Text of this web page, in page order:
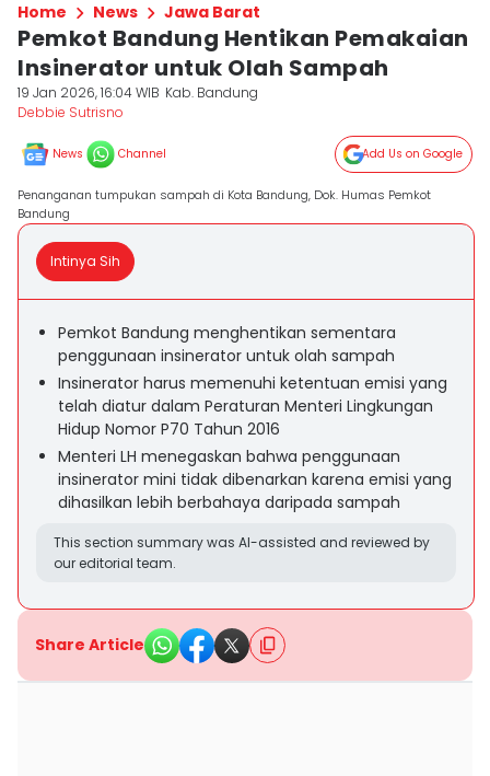
Home News Jawa Barat
Pemkot Bandung Hentikan Pemakaian
Insinerator untuk Olah Sampah
19 Jan 2026, 16:04 WIB Kab. Bandung
Debbie Sutrisno
News Channel Add Us on Google
Penanganan tumpukan sampah di Kota Bandung, Dok. Humas Pemkot
Bandung
Intinya Sih
Pemkot Bandung menghentikan sementara
penggunaan insinerator untuk olah sampah
Insinerator harus memenuhi ketentuan emisi yang
telah diatur dalam Peraturan Menteri Lingkungan
Hidup Nomor P70 Tahun 2016
Menteri LH menegaskan bahwa penggunaan
insinerator mini tidak dibenarkan karena emisi yang
dihasilkan lebih berbahaya daripada sampah
This section summary was AI-assisted and reviewed by
our editorial team.
Share Article